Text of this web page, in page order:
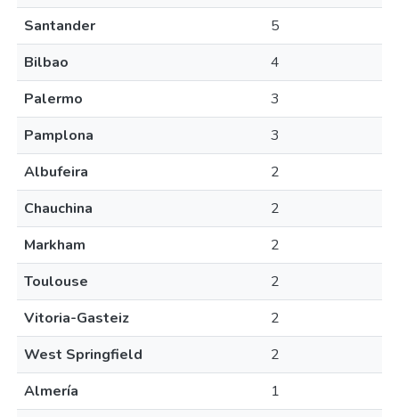
Santander
5
Bilbao
4
Palermo
3
Pamplona
3
Albufeira
2
Chauchina
2
Markham
2
Toulouse
2
Vitoria-Gasteiz
2
West Springfield
2
Almería
1